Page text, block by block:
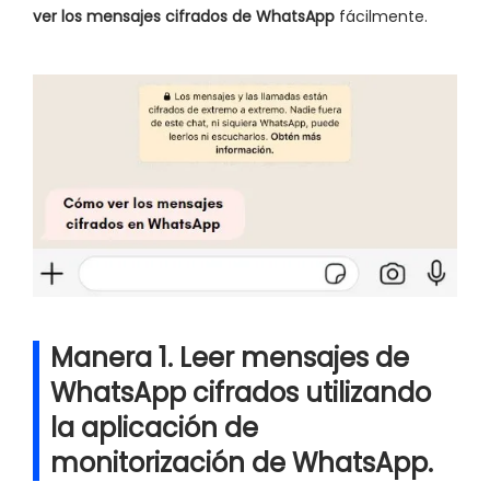
ver los mensajes cifrados de WhatsApp fácilmente.
Manera 1. Leer mensajes de
WhatsApp cifrados utilizando
la aplicación de
monitorización de WhatsApp.